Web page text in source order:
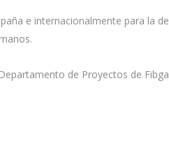
e internacionalmente para la
de Proyectos de